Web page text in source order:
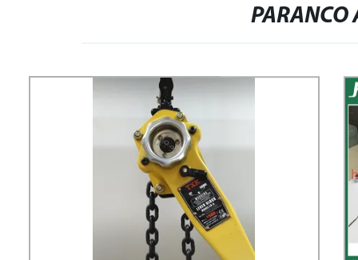
PARANCO